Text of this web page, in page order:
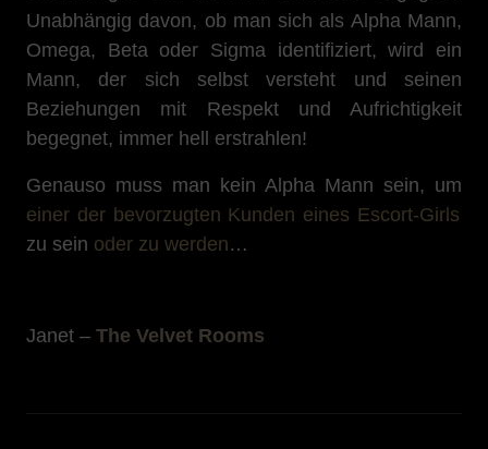
Unabhängig davon, ob man sich als Alpha Mann,
Omega, Beta oder Sigma identifiziert, wird ein
Mann, der sich selbst versteht und seinen
Beziehungen mit Respekt und Aufrichtigkeit
begegnet, immer hell erstrahlen!
Genauso muss man kein Alpha Mann sein, um
einer der bevorzugten Kunden eines Escort-Girls
zu sein oder zu werden…
Janet – The Velvet Rooms